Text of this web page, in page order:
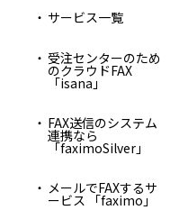
サービス一覧
受注センターのため
のクラウドFAX
「isana」
FAX送信のシステム
連携なら
「faximoSilver」
メールでFAXするサ
ービス 「faximo」